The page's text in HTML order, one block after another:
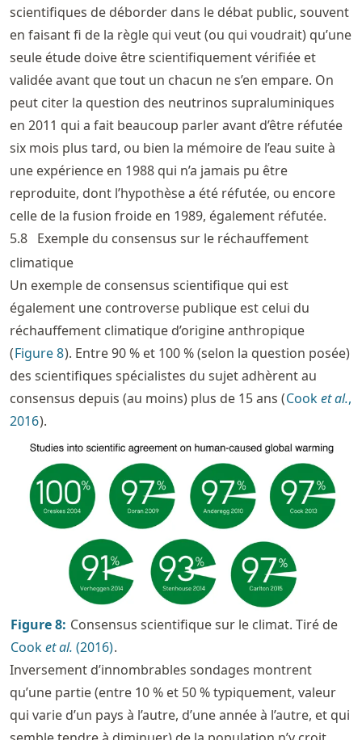
scientifiques de déborder dans le débat public, souvent
en faisant fi de la règle qui veut (ou qui voudrait) qu’une
seule étude doive être scientifiquement vérifiée et
validée avant que tout un chacun ne s’en empare. On
peut citer la question des neutrinos supraluminiques
en 2011 qui a fait beaucoup parler avant d’être réfutée
six mois plus tard, ou bien la mémoire de l’eau suite à
une expérience en 1988 qui n’a jamais pu être
reproduite, dont l’hypothèse a été réfutée, ou encore
celle de la fusion froide en 1989, également réfutée.
5.8 Exemple du consensus sur le réchauffement
climatique
Un exemple de consensus scientifique qui est
également une controverse publique est celui du
réchauffement climatique d’origine anthropique
(Figure8). Entre 90 % et 100 % (selon la question posée)
des scientifiques spécialistes du sujet adhèrent au
consensus depuis (au moins) plus de 15 ans Cooket al.,
2016 .
Figure8: Consensus scientifique sur le climat. Tiré de
Cooket al. (2016).
Inversement d’innombrables sondages montrent
qu’une partie (entre 10 % et 50 % typiquement, valeur
qui varie d’un pays à l’autre, d’une année à l’autre, et qui